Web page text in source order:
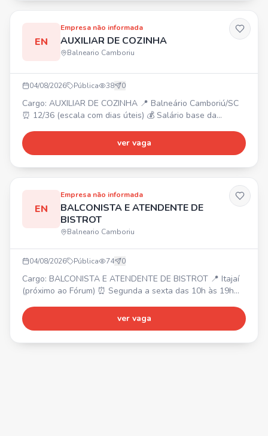
EN
Empresa não informada
AUXILIAR DE COZINHA
Balneario Camboriu
04/08/2026 Pública 38 0
Cargo: AUXILIAR DE COZINHA 📍 Balneário Camboriú/SC
⏰ 12/36 (escala com dias úteis) 💰 Salário base da
Venha fazer parte do nosso time!
ver vaga
EN
Empresa não informada
BALCONISTA E ATENDENTE DE
BISTROT
Balneario Camboriu
04/08/2026 Pública 74 0
Cargo: BALCONISTA E ATENDENTE DE BISTROT 📍 Itajaí
(próximo ao Fórum) ⏰ Segunda a sexta das 10h às 19h
inicial: R$ 2.550,00 (após 3 meses: R$ 2.756,00).
Requisitos: Ensino médio completo, facilidade para
ver vaga